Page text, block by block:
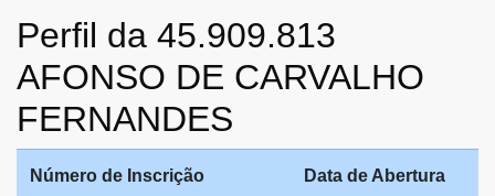
Perfil da 45.909.813
AFONSO DE CARVALHO
FERNANDES
Número de Inscrição Data de Abertura